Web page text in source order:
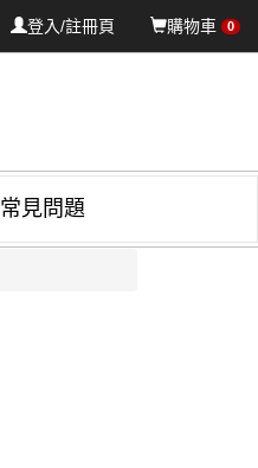
購物車 0
登入/註冊頁
常見問題